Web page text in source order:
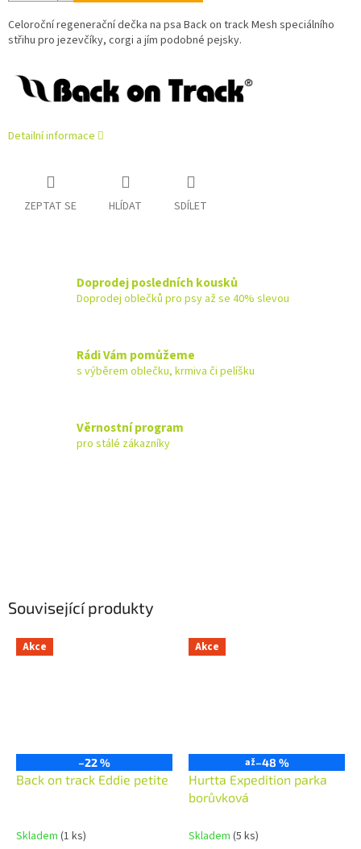
Celoroční regenerační dečka na psa Back on track Mesh speciálního
střihu pro jezevčíky, corgi a jím podobné pejsky.
Detailní informace
ZEPTAT SE HLÍDAT SDÍLET
Doprodej posledních kousků
Doprodej oblečků pro psy až se 40% slevou
Rádi Vám pomůžeme
s výběrem oblečku, krmiva či pelíšku
Věrnostní program
pro stálé zákazníky
Související produkty
Akce
–22 %
Back on track Eddie petite
Skladem (1 ks)
Akce
až–48 %
Hurtta Expedition parka
borůvková
Skladem (5 ks)